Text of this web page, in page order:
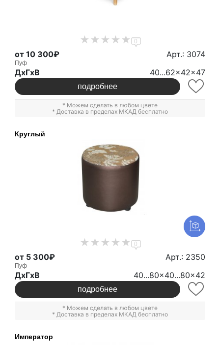
0
от 10 300₽ Арт.: 3074
Пуф
ДxГxВ 40...62x42x47
подробнее
* Можем сделать в любом цвете
* Доставка в пределах МКАД бесплатно
Круглый
0
от 5 300₽ Арт.: 2350
Пуф
ДxГxВ 40...80x40...80x42
подробнее
* Можем сделать в любом цвете
* Доставка в пределах МКАД бесплатно
Император